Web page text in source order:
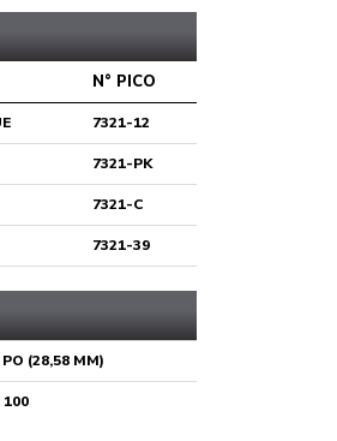
N° PICO
7321-12
7321-PK
7321-C
7321-39
(28,58 MM)